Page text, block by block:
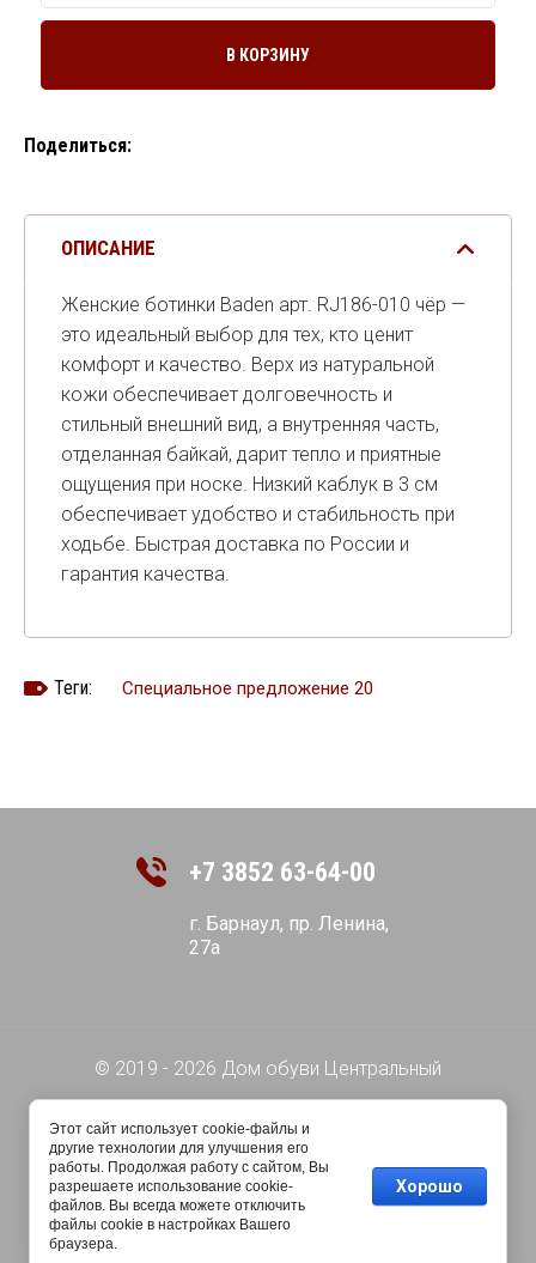
ОПИСАНИЕ
Женские ботинки Baden арт. RJ186-010 чёр —
это идеальный выбор для тех, кто ценит
комфорт и качество. Верх из натуральной
кожи обеспечивает долговечность и
стильный внешний вид, а внутренняя часть,
отделанная байкай, дарит тепло и приятные
ощущения при носке. Низкий каблук в 3 см
обеспечивает удобство и стабильность при
ходьбе. Быстрая доставка по России и
гарантия качества.
Теги: Специальное предложение 20
В КОРЗИНУ
Поделиться:
+7 3852 63-64-00
г. Барнаул, пр. Ленина,
27а
© 2019 - 2026 Дом обуви Центральный
Этот сайт использует cookie-файлы и
другие технологии для улучшения его
работы. Продолжая работу с сайтом, Вы
разрешаете использование cookie-
файлов. Вы всегда можете отключить
файлы cookie в настройках Вашего
браузера.
Хорошо